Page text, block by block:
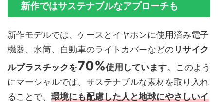
新作ではサステナブルなアプローチも
新作モデルでは、ケースとイヤホンに使用済み電子
機器、水筒、自動車のライトカバーなどのリサイク
ルプラスチックを70%使用しています。このよう
にマーシャルでは、サステナブルな素材を取り入れ
ることで、 環境にも配慮した人と地球にやさしいイ